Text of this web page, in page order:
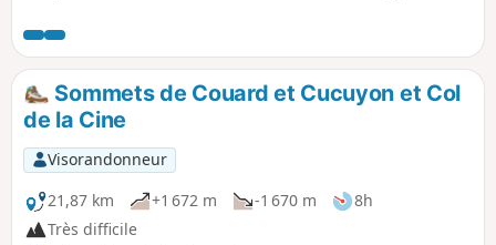
Des points d'intérêt jalonnent ce parcours, avec une vue
grandiose sur des sommets.
Sommets de Couard et Cucuyon et Col
de la Cine
Visorandonneur
21,87 km
+1 672 m -1 670 m
8h
Très difficile